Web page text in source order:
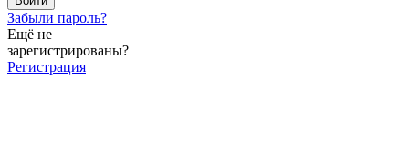
Забыли пароль?
Ещё не
зарегистрированы?
Регистрация